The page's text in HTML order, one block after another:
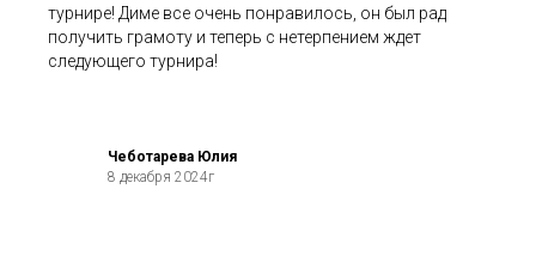
турнире! Диме все очень понравилось, он был рад
получить грамоту и теперь с нетерпением ждет
следующего турнира!
Чеботарева Юлия
8 декабря 2024г